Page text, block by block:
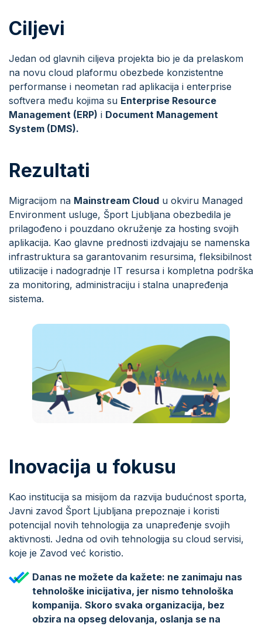
Ciljevi
Jedan od glavnih ciljeva projekta bio je da prelaskom
na novu cloud plaformu obezbede konzistentne
performanse i neometan rad aplikacija i enterprise
softvera među kojima su Enterprise Resource
Management (ERP) i Document Management
System (DMS).
Rezultati
Migracijom na Mainstream Cloud u okviru Managed
Environment usluge, Šport Ljubljana obezbedila je
prilagođeno i pouzdano okruženje za hosting svojih
aplikacija. Kao glavne prednosti izdvajaju se namenska
infrastruktura sa garantovanim resursima, fleksibilnost
utilizacije i nadogradnje IT resursa i kompletna podrška
za monitoring, administraciju i stalna unapređenja
sistema.
Inovacija u fokusu
Kao institucija sa misijom da razvija budućnost sporta,
Javni zavod Šport Ljubljana prepoznaje i koristi
potencijal novih tehnologija za unapređenje svojih
aktivnosti. Jedna od ovih tehnologija su cloud servisi,
koje je Zavod već koristio.
Danas ne možete da kažete: ne zanimaju nas
tehnološke inicijativa, jer nismo tehnološka
kompanija. Skoro svaka organizacija, bez
obzira na opseg delovanja, oslanja se na